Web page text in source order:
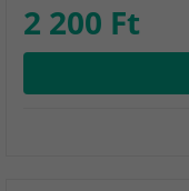
2 200 Ft